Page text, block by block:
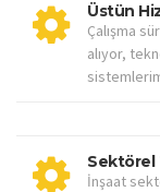
Üstün
Çalışma
alıyor,
Sektörel
İnşaat